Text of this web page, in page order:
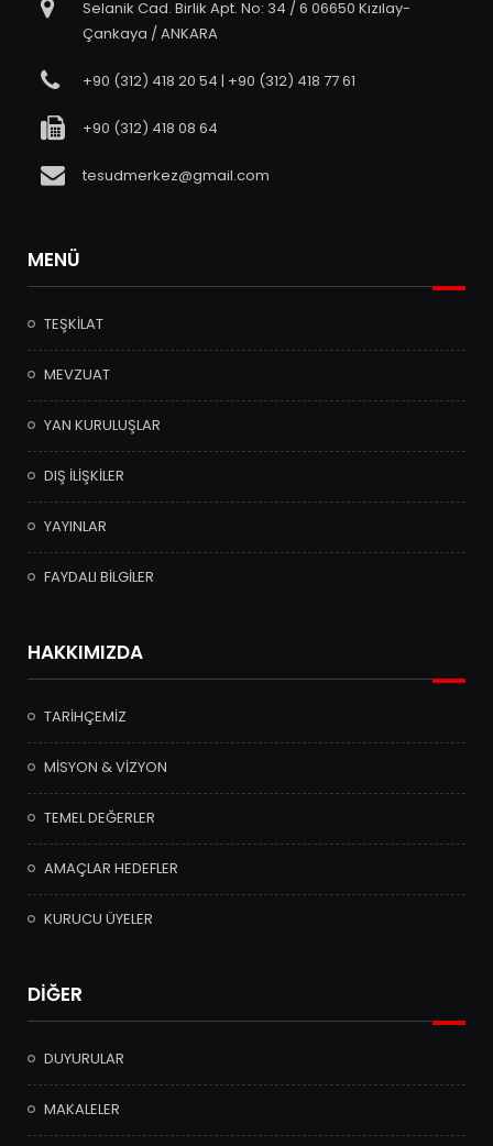
Selanik Cad. Birlik Apt. No: 34 / 6 06650 Kızılay-
Çankaya / ANKARA
+90 (312) 418 20 54 | +90 (312) 418 77 61
+90 (312) 418 08 64
tesudmerkez@gmail.com
MENÜ
TEŞKİLAT
MEVZUAT
YAN KURULUŞLAR
DIŞ İLİŞKİLER
YAYINLAR
FAYDALI BİLGİLER
HAKKIMIZDA
TARİHÇEMİZ
MİSYON & VİZYON
TEMEL DEĞERLER
AMAÇLAR HEDEFLER
KURUCU ÜYELER
DİĞER
DUYURULAR
MAKALELER